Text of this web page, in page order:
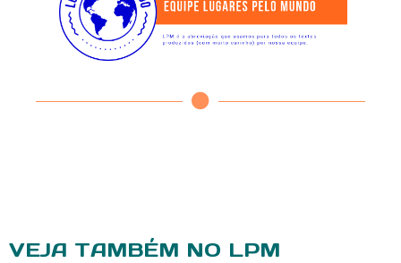
VEJA TAMBÉM NO LPM